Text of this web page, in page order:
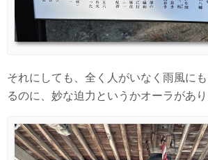
それにしても、全く人がいなく雨風に
るのに、妙な迫力というかオーラがあり